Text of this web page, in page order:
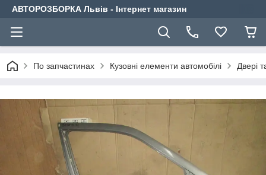
АВТОРОЗБОРКА Львів - Інтернет магазин
По запчастинах Кузовні елементи автомобілі Двері